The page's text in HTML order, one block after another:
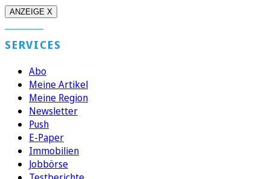
ANZEIGE X
SERVICES
Abo
Meine Artikel
Meine Region
Newsletter
Push
E-Paper
Immobilien
Jobbörse